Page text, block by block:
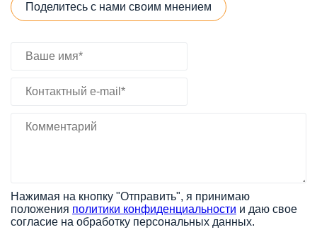
Поделитесь с нами своим мнением
Нажимая на кнопку "Отправить", я принимаю
положения политики конфиденциальности и даю свое
согласие на обработку персональных данных.